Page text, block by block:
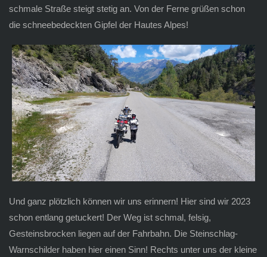
schmale Straße steigt stetig an. Von der Ferne grüßen schon
die schneebedeckten Gipfel der Hautes Alpes!
Und ganz plötzlich können wir uns erinnern! Hier sind wir 2023
schon entlang getuckert! Der Weg ist schmal, felsig,
Gesteinsbrocken liegen auf der Fahrbahn. Die Steinschlag-
Warnschilder haben hier einen Sinn! Rechts unter uns der kleine